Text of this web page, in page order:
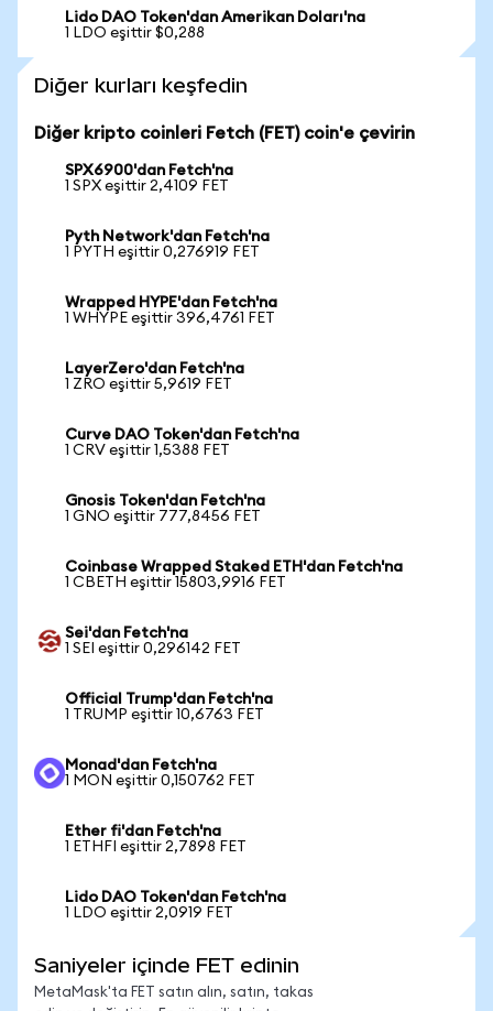
Lido DAO Token'dan Amerikan Doları'na
1 LDO eşittir $0,288
Diğer kurları keşfedin
Diğer kripto coinleri Fetch (FET) coin'e çevirin
SPX6900'dan Fetch'na
1 SPX eşittir 2,4109 FET
Pyth Network'dan Fetch'na
1 PYTH eşittir 0,276919 FET
Wrapped HYPE'dan Fetch'na
1 WHYPE eşittir 396,4761 FET
LayerZero'dan Fetch'na
1 ZRO eşittir 5,9619 FET
Curve DAO Token'dan Fetch'na
1 CRV eşittir 1,5388 FET
Gnosis Token'dan Fetch'na
1 GNO eşittir 777,8456 FET
Coinbase Wrapped Staked ETH'dan Fetch'na
1 CBETH eşittir 15803,9916 FET
Sei'dan Fetch'na
1 SEI eşittir 0,296142 FET
Official Trump'dan Fetch'na
1 TRUMP eşittir 10,6763 FET
Monad'dan Fetch'na
1 MON eşittir 0,150762 FET
Ether fi'dan Fetch'na
1 ETHFI eşittir 2,7898 FET
Lido DAO Token'dan Fetch'na
1 LDO eşittir 2,0919 FET
Saniyeler içinde FET edinin
MetaMask'ta FET satın alın, satın, takas